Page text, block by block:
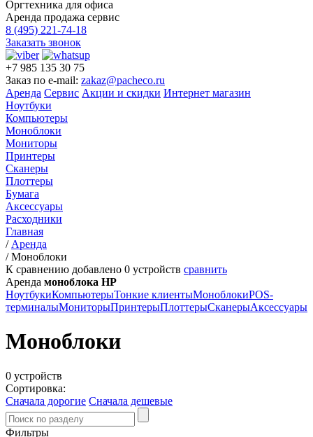
Оргтехника для офиса
Аренда продажа сервис
8 (495) 221-74-18
Заказать звонок
+7 985 135 30 75
Заказ по e-mail: zakaz@pacheco.ru
Аренда Сервис Акции и скидки Интернет магазин
Ноутбуки
Компьютеры
Моноблоки
Мониторы
Принтеры
Сканеры
Плоттеры
Бумага
Аксессуары
Расходники
Главная
/ Аренда
/Моноблоки
К сравнению добавлено 0 устройств сравнить
Аренда моноблока HP
НоутбукиКомпьютерыТонкие клиентыМоноблокиPOS-
терминалыМониторыПринтерыПлоттерыСканерыАксессуары
Моноблоки
0 устройств
Сортировка:
Сначала дорогие Сначала дешевые
Фильтры